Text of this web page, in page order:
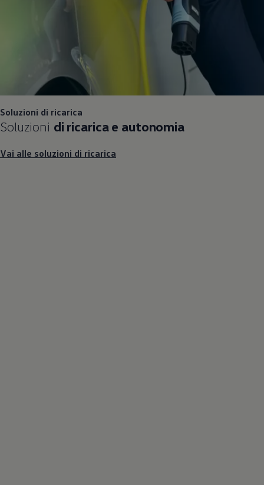
75 anni di Bulli
Guida autonoma
ID. Buzz al World Ducati Week 2026
Soluzioni di ricarica
Soluzioni di ricarica e autonomia
Vai alle soluzioni di ricarica